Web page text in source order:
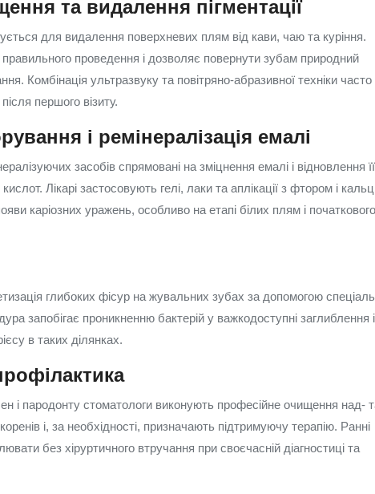
та видалення пігментації
для видалення поверхневих плям від кави, чаю та куріння.
проведення і дозволяє повернути зубам природний
Комбінація ультразвуку та повітряно-абразивної техніки
першого візиту.
і ремінералізація емалі
засобів спрямовані на зміцнення емалі і відновлення її
Лікарі застосовують гелі, лаки та аплікації з фтором і
каріозних уражень, особливо на етапі білих плям і початкового
глибоких фісур на жувальних зубах за допомогою
запобігає проникненню бактерій у важкодоступні заглиблення і
в таких ділянках.
і пародонту стоматологи виконують професійне очищення над-
і, за необхідності, призначають підтримуючу терапію. Ранні
без хіруртичного втручання при своєчасній діагностиці та